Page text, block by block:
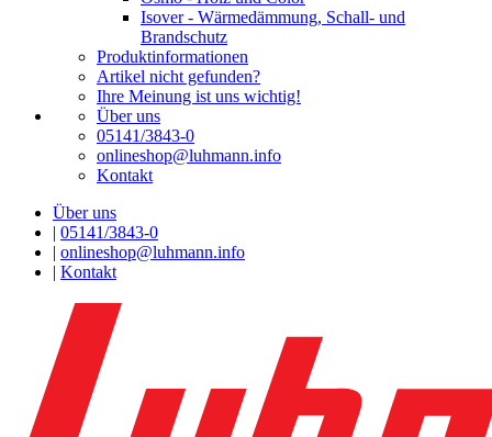
Isover - Wärmedämmung, Schall- und
Brandschutz
Produktinformationen
Artikel nicht gefunden?
Ihre Meinung ist uns wichtig!
Über uns
05141/3843-0
onlineshop@luhmann.info
Kontakt
Über uns
| 05141/3843-0
| onlineshop@luhmann.info
| Kontakt